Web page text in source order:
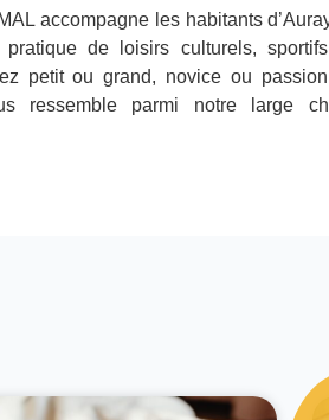
accompagne les habitants
de loisirs culturels,
petit ou grand, novice ou
ressemble parmi notre large